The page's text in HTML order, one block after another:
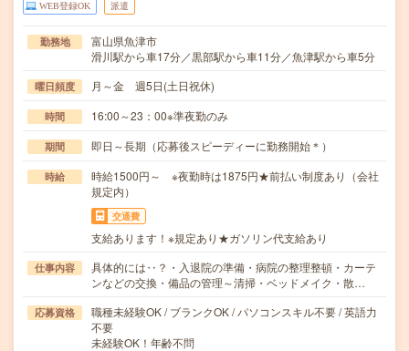
WEB登録OK 派遣
勤務地
富山県魚津市
滑川駅から車17分／黒部駅から車11分／魚津駅から車5分
曜日頻度 月～金 週5日(土日祝休)
時間 16:00～23：00※準夜勤のみ
期間 即日～長期（応募後スピーディーに勤務開始＊）
時給
時給1500円～ ※夜勤時は1875円★前払い制度あり（会社
規定内）
交通費
支給あります！※規定あり★ガソリン代支給あり
仕事内容
具体的には‥？・入退院の準備・病院の整理整頓・カーテ
ンなどの交換・備品の管理～清掃・ベッドメイク・散…
応募資格
職種未経験OK / ブランクOK / パソコンスキル不要 / 英語力
不要
未経験OK！年齢不問